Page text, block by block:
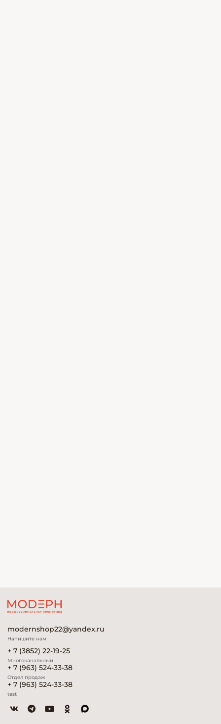
modernshop22@yandex.ru
Напишите нам
+ 7 (3852) 22-19-25
Многоканальный
+ 7 (963) 524-33-38
Отдел продаж
+ 7 (963) 524-33-38
test